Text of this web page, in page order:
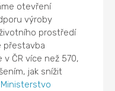
otevření
výroby
prostředí
přestavba
ČR více než 570,
jak snížit
Ministerstvo